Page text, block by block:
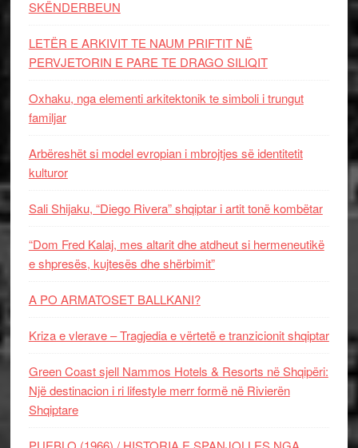
SKËNDERBEUN
LETËR E ARKIVIT TE NAUM PRIFTIT NË
PERVJETORIN E PARE TE DRAGO SILIQIT
Oxhaku, nga elementi arkitektonik te simboli i trungut
familjar
Arbëreshët si model evropian i mbrojtjes së identitetit
kulturor
Sali Shijaku, “Diego Rivera” shqiptar i artit tonë kombëtar
“Dom Fred Kalaj, mes altarit dhe atdheut si hermeneutikë
e shpresës, kujtesës dhe shërbimit”
A PO ARMATOSET BALLKANI?
Kriza e vlerave – Tragjedia e vërtetë e tranzicionit shqiptar
Green Coast sjell Nammos Hotels & Resorts në Shqipëri:
Një destinacion i ri lifestyle merr formë në Rivierën
Shqiptare